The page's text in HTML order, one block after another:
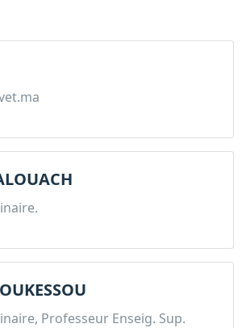
Professeur Enseig. Sup.